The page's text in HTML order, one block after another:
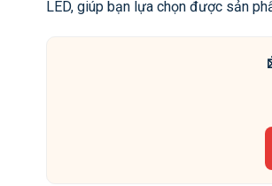
LED, giúp bạn lựa chọn được sản